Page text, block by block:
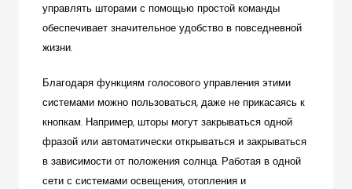
управлять шторами с помощью простой команды
обеспечивает значительное удобство в повседневной
жизни.
Благодаря функциям голосового управления этими
системами можно пользоваться, даже не прикасаясь к
кнопкам. Например, шторы могут закрываться одной
фразой или автоматически открываться и закрываться
в зависимости от положения солнца. Работая в одной
сети с системами освещения, отопления и